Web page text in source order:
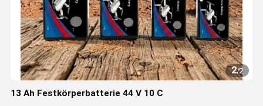
2/2
13 Ah Festkörperbatterie 44 V 10 C